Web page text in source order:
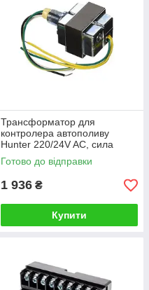
Трансформатор для
контролера автополиву
Hunter 220/24V AC, сила
струму 1,6А (ICC, ICC2, HCC
и I-CORE, зовнішній)
Готово до відправки
1 936 ₴
Купити